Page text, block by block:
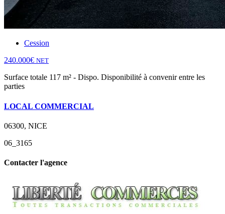
Cession
240.000€ NET
Surface totale 117 m² - Dispo. Disponibilité à convenir entre les
parties
LOCAL COMMERCIAL
06300, NICE
06_3165
Contacter l'agence